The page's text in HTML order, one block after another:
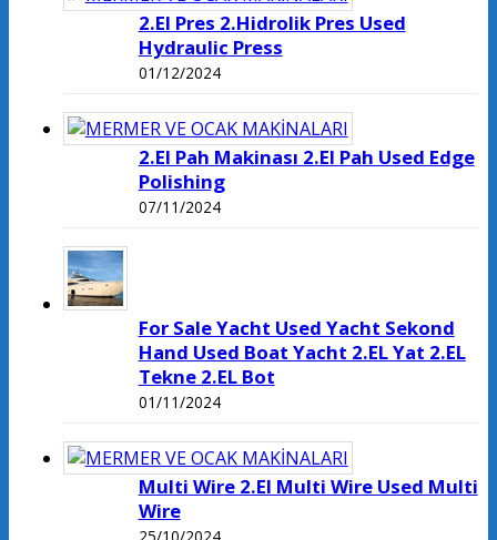
2.El Pres 2.Hidrolik Pres Used
Hydraulic Press
01/12/2024
2.El Pah Makinası 2.El Pah Used Edge
Polishing
07/11/2024
For Sale Yacht Used Yacht Sekond
Hand Used Boat Yacht 2.EL Yat 2.EL
Tekne 2.EL Bot
01/11/2024
Multi Wire 2.El Multi Wire Used Multi
Wire